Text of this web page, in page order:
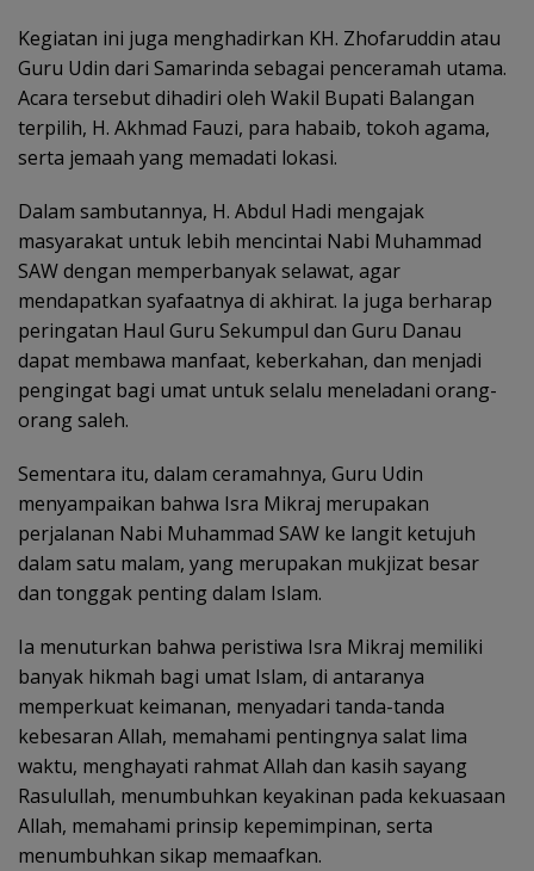
Kegiatan ini juga menghadirkan KH. Zhofaruddin atau
Guru Udin dari Samarinda sebagai penceramah utama.
Acara tersebut dihadiri oleh Wakil Bupati Balangan
terpilih, H. Akhmad Fauzi, para habaib, tokoh agama,
serta jemaah yang memadati lokasi.
Dalam sambutannya, H. Abdul Hadi mengajak
masyarakat untuk lebih mencintai Nabi Muhammad
SAW dengan memperbanyak selawat, agar
mendapatkan syafaatnya di akhirat. Ia juga berharap
peringatan Haul Guru Sekumpul dan Guru Danau
dapat membawa manfaat, keberkahan, dan menjadi
pengingat bagi umat untuk selalu meneladani orang-
orang saleh.
Sementara itu, dalam ceramahnya, Guru Udin
menyampaikan bahwa Isra Mikraj merupakan
perjalanan Nabi Muhammad SAW ke langit ketujuh
dalam satu malam, yang merupakan mukjizat besar
dan tonggak penting dalam Islam.
Ia menuturkan bahwa peristiwa Isra Mikraj memiliki
banyak hikmah bagi umat Islam, di antaranya
memperkuat keimanan, menyadari tanda-tanda
kebesaran Allah, memahami pentingnya salat lima
waktu, menghayati rahmat Allah dan kasih sayang
Rasulullah, menumbuhkan keyakinan pada kekuasaan
Allah, memahami prinsip kepemimpinan, serta
menumbuhkan sikap memaafkan.